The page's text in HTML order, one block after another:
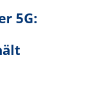
5G: